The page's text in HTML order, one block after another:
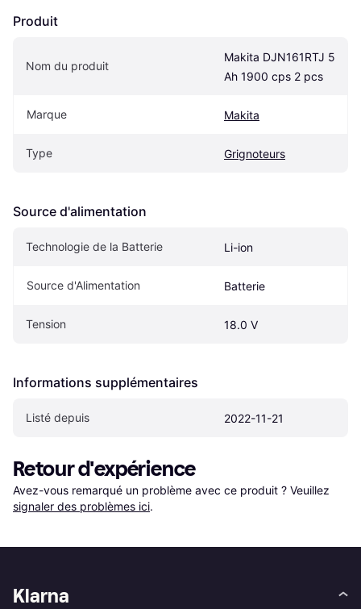
Produit
Nom du produit
Makita DJN161RTJ 5
Ah 1900 cps 2 pcs
Marque Makita
Type Grignoteurs
Source d'alimentation
Technologie de la Batterie Li-ion
Source d'Alimentation Batterie
Tension 18.0 V
Informations supplémentaires
Listé depuis 2022-11-21
Retour d'expérience
Avez-vous remarqué un problème avec ce produit ? Veuillez
signaler des problèmes ici.
Klarna